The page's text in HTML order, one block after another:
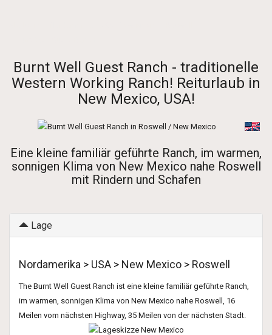
Burnt Well Guest Ranch - traditionelle
Western Working Ranch! Reiturlaub in
New Mexico, USA!
Eine kleine familiär geführte Ranch, im warmen,
sonnigen Klima von New Mexico nahe Roswell
mit Rindern und Schafen
Lage
Nordamerika > USA > New Mexico > Roswell
The Burnt Well Guest Ranch ist eine kleine familiär geführte Ranch,
im warmen, sonnigen Klima von New Mexico nahe Roswell, 16
Meilen vom nächsten Highway, 35 Meilen von der nächsten Stadt.